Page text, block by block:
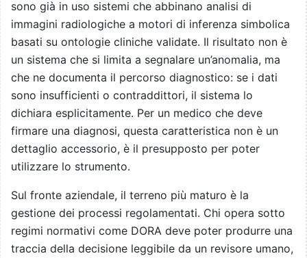
sono già in uso sistemi che abbinano analisi di
immagini radiologiche a motori di inferenza simbolica
basati su ontologie cliniche validate. Il risultato non è
un sistema che si limita a segnalare un’anomalia, ma
che ne documenta il percorso diagnostico: se i dati
sono insufficienti o contraddittori, il sistema lo
dichiara esplicitamente. Per un medico che deve
firmare una diagnosi, questa caratteristica non è un
dettaglio accessorio, è il presupposto per poter
utilizzare lo strumento.
Sul fronte aziendale, il terreno più maturo è la
gestione dei processi regolamentati. Chi opera sotto
regimi normativi come DORA deve poter produrre una
traccia della decisione leggibile da un revisore umano,